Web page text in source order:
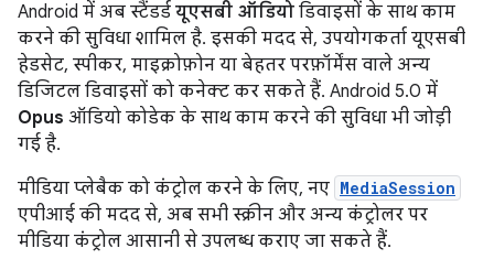
Android में अब स्टैंडर्ड यूएसबी ऑडियो डिवाइसों के साथ काम
करने की सुविधा शामिल है. इसकी मदद से, उपयोगकर्ता यूएसबी
हेडसेट, स्पीकर, माइक्रोफ़ोन या बेहतर परफ़ॉर्मेंस वाले अन्य
डिजिटल डिवाइसों को कनेक्ट कर सकते हैं. Android 5.0 में
Opus ऑडियो कोडेक के साथ काम करने की सुविधा भी जोड़ी
गई है.
मीडिया प्लेबैक को कंट्रोल करने के लिए, नए MediaSession
एपीआई की मदद से, अब सभी स्क्रीन और अन्य कंट्रोलर पर
मीडिया कंट्रोल आसानी से उपलब्ध कराए जा सकते हैं.